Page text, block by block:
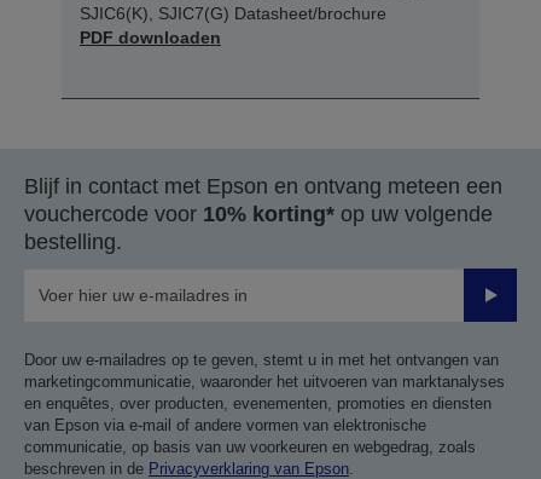
SJIC6(K), SJIC7(G) Datasheet/brochure
PDF downloaden
Blijf in contact met Epson en ontvang meteen een
vouchercode voor 10% korting* op uw volgende
bestelling.
Door uw e-mailadres op te geven, stemt u in met het ontvangen van
marketingcommunicatie, waaronder het uitvoeren van marktanalyses
en enquêtes, over producten, evenementen, promoties en diensten
van Epson via e-mail of andere vormen van elektronische
communicatie, op basis van uw voorkeuren en webgedrag, zoals
beschreven in de Privacyverklaring van Epson